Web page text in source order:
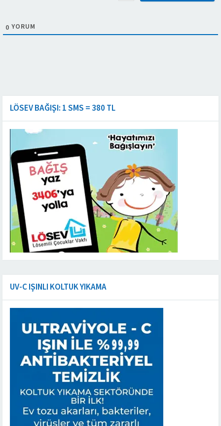
0 YORUM
LÖSEV BAĞIŞI: 1 SMS = 380 TL
UV-C IŞINLI KOLTUK YIKAMA